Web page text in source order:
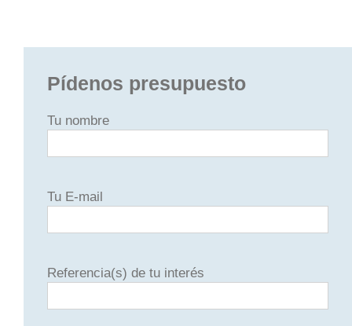
Pídenos presupuesto
Tu nombre
Tu E-mail
Referencia(s) de tu interés